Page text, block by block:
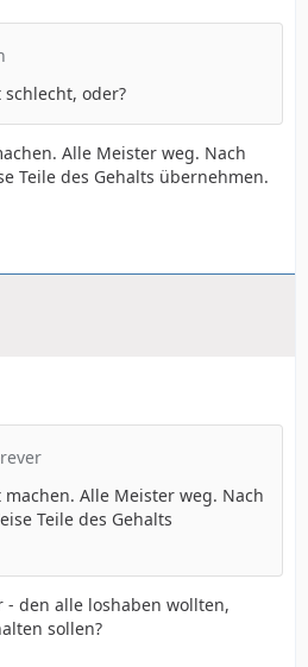
oder?
Alle Meister weg. Nach
Teile des Gehalts übernehmen.
Alle Meister weg. Nach
Teile des Gehalts
- den alle loshaben wollten,
sollen?